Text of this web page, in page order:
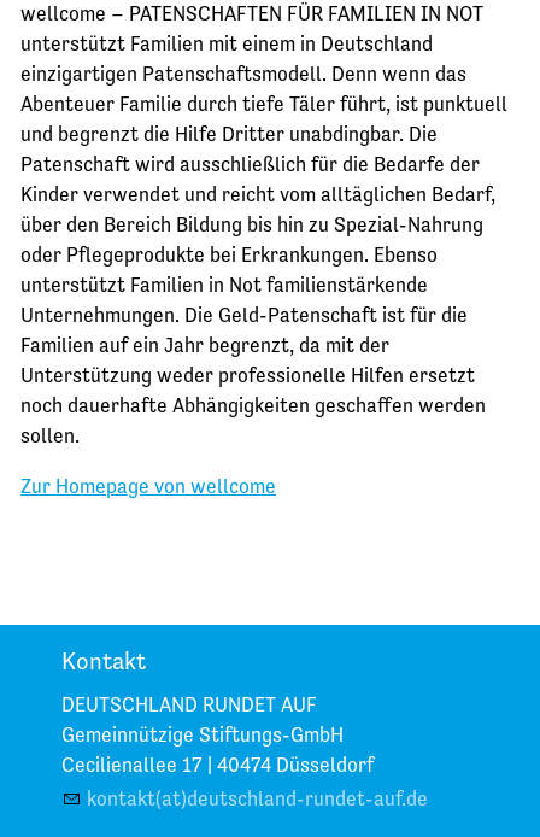
wellcome – PATENSCHAFTEN FÜR FAMILIEN IN NOT
unterstützt Familien mit einem in Deutschland
einzigartigen Patenschaftsmodell. Denn wenn das
Abenteuer Familie durch tiefe Täler führt, ist punktuell
und begrenzt die Hilfe Dritter unabdingbar. Die
Patenschaft wird ausschließlich für die Bedarfe der
Kinder verwendet und reicht vom alltäglichen Bedarf,
über den Bereich Bildung bis hin zu Spezial-Nahrung
oder Pflegeprodukte bei Erkrankungen. Ebenso
unterstützt Familien in Not familienstärkende
Unternehmungen. Die Geld-Patenschaft ist für die
Familien auf ein Jahr begrenzt, da mit der
Unterstützung weder professionelle Hilfen ersetzt
noch dauerhafte Abhängigkeiten geschaffen werden
sollen.
Zur Homepage von wellcome
Kontakt
DEUTSCHLAND RUNDET AUF
Gemeinnützige Stiftungs-GmbH
Cecilienallee 17 | 40474 Düsseldorf
kontakt(at)deutschland-rundet-auf.de